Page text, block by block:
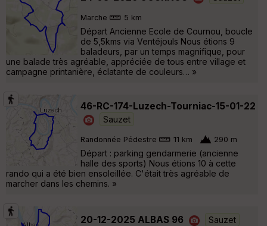
Marche 5 km
Départ Ancienne Ecole de Cournou, boucle
de 5,5kms via Ventéjouls Nous étions 9
baladeurs, par un temps magnifique, pour
une balade très agréable, appréciée de tous entre village et
campagne printanière, éclatante de couleurs… »
46-RC-174-Luzech-Tourniac-15-01-22
Sauzet
Randonnée Pédestre 11 km 290 m
Départ : parking gendarmerie (ancienne
halle des sports) Nous étions 10 à cette
rando qui a été bien ensoleillée. C'était très agréable de
marcher dans les chemins. »
20-12-2025 ALBAS 96 Sauzet